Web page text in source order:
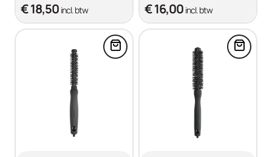
€ 18,50 incl. btw € 16,00 incl. btw
Voeg EXPERT BLOWOUTVoeg